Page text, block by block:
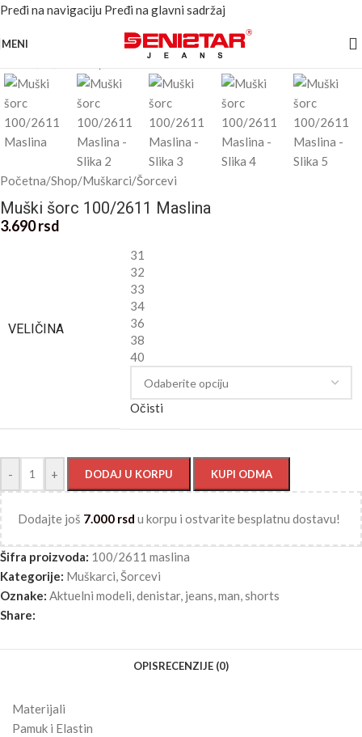
Pređi na navigaciju Pređi na glavni sadržaj
MENI Kliknite za uvećanje
Početna/Shop/Muškarci/Šorcevi
Muški šorc 100/2611 Maslina
3.690rsd
VELIČINA
31
32
33
34
36
38
40
Očisti
- + DODAJ U KORPU KUPI ODMA
Dodajte još 7.000 rsd u korpu i ostvarite besplatnu dostavu!
Šifra proizvoda: 100/2611 maslina
Kategorije: Muškarci,Šorcevi
Oznake: Aktuelni modeli,denistar, jeans,man,shorts
Share:
OPISRECENZIJE (0)
Materijali
Pamuk i Elastin